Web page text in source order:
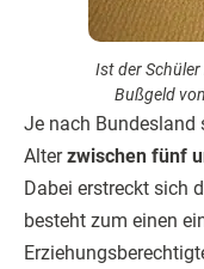
Ist der
Bußgeld
Je nach Bundesland
Alterzwischen fünf
Dabei erstreckt sich
besteht zum einen